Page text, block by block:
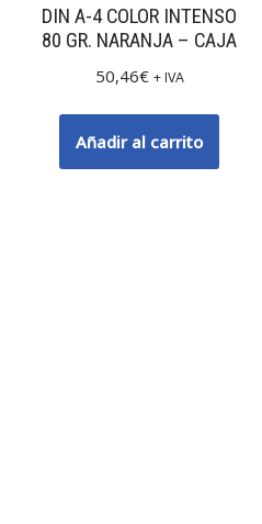
DIN A-4 COLOR INTENSO
80 GR. NARANJA – CAJA
50,46€ + IVA
Añadir al carrito